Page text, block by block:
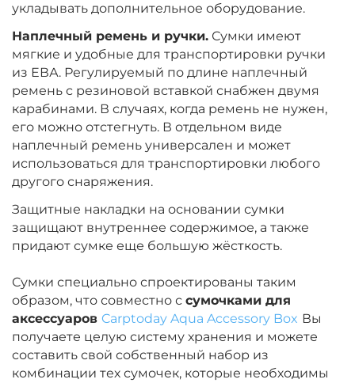
укладывать дополнительное оборудование.
Наплечный ремень и ручки. Сумки имеют
мягкие и удобные для транспортировки ручки
из ЕВА. Регулируемый по длине наплечный
ремень с резиновой вставкой снабжен двумя
карабинами. В случаях, когда ремень не нужен,
его можно отстегнуть. В отдельном виде
наплечный ремень универсален и может
использоваться для транспортировки любого
другого снаряжения.
Защитные накладки на основании сумки
защищают внутреннее содержимое, а также
придают сумке еще большую жёсткость.
Сумки специально спроектированы таким
образом, что совместно с сумочками для
аксессуаров Carptoday Aqua Accessory Box Вы
получаете целую систему хранения и можете
составить свой собственный набор из
комбинации тех сумочек, которые необходимы